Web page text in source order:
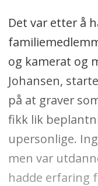
Det var etter å
og kamerat og
Johansen,
på at graver
fikk lik
upersonlige.
men var
hadde erfaring